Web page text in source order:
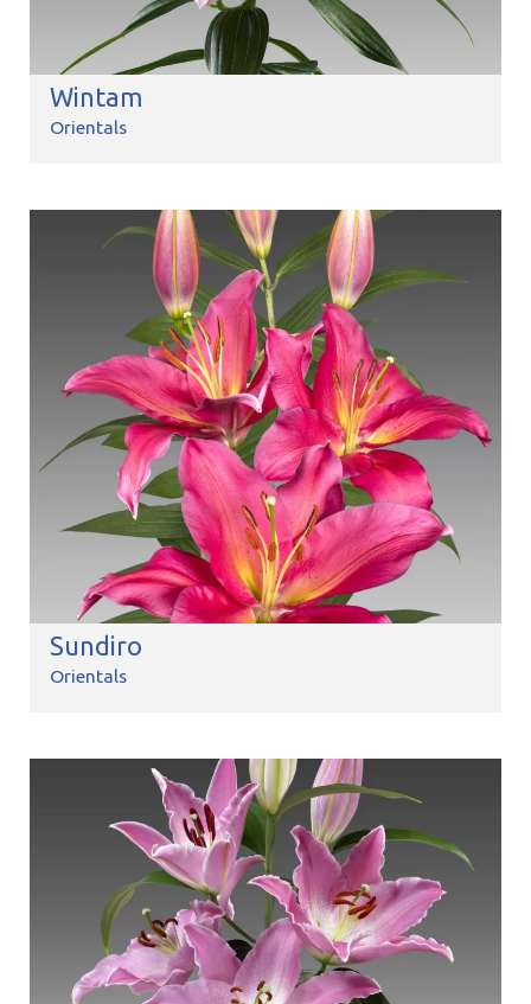
Wintam
Orientals
Sundiro
Orientals